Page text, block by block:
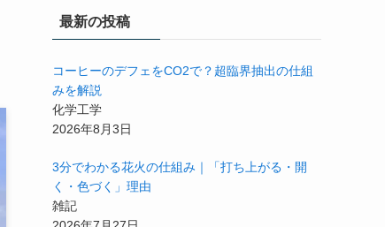
最新の投稿
コーヒーのデフェをCO2で？超臨界抽出の仕組
みを解説
化学工学
2026年8月3日
3分でわかる花火の仕組み｜「打ち上がる・開
く・色づく」理由
雑記